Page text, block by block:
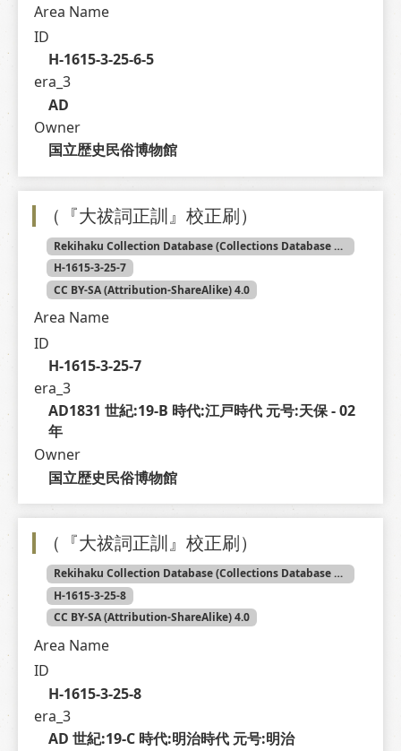
Area Name
ID
H-1615-3-25-6-5
era_3
AD
Owner
国立歴史民俗博物館
（『大祓詞正訓』校正刷）
Rekihaku Collection Database (Collections Database of the National Museum of Japanese History)
H-1615-3-25-7
CC BY-SA (Attribution-ShareAlike) 4.0
Area Name
ID
H-1615-3-25-7
era_3
AD1831 世紀:19-B 時代:江戸時代 元号:天保 - 02
年
Owner
国立歴史民俗博物館
（『大祓詞正訓』校正刷）
Rekihaku Collection Database (Collections Database of the National Museum of Japanese History)
H-1615-3-25-8
CC BY-SA (Attribution-ShareAlike) 4.0
Area Name
ID
H-1615-3-25-8
era_3
AD 世紀:19-C 時代:明治時代 元号:明治